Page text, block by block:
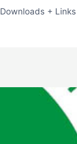
Downloads + Links